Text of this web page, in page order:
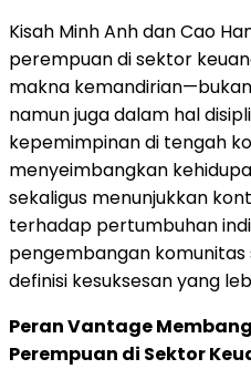
Kisah Minh Anh dan Cao
perempuan di sektor
makna
namun juga dalam hal
kepemimpinan di tengah
menyeimbangkan
sekaligus menunjukkan
terhadap pertumbuhan
pengembangan
definisi kesuksesan yang
Peran Vantage
Perempuan di Sektor